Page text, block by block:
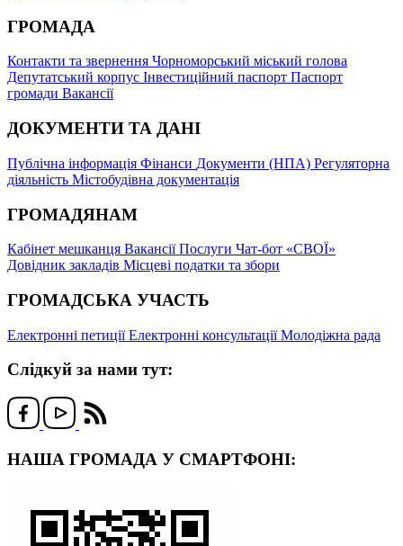
ГРОМАДА
Контакти та звернення Чорноморський міський голова
Депутатський корпус Інвестиційний паспорт Паспорт
громади Вакансії
ДОКУМЕНТИ ТА ДАНІ
Публічна інформація Фінанси Документи (НПА) Регуляторна
діяльність Містобудівна документація
ГРОМАДЯНАМ
Кабінет мешканця ВакансіїПослуги Чат-бот «СВОЇ»
Довідник закладів Місцеві податки та збори
ГРОМАДСЬКА УЧАСТЬ
Електронні петиціїЕлектронні консультаціїМолодіжна рада
Слідкуй за нами тут:
НАША ГРОМАДА У СМАРТФОНІ: